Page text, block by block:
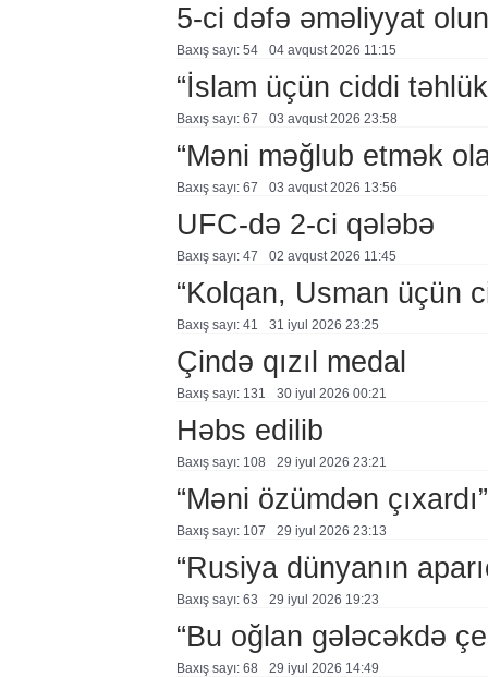
5-ci dəfə əməliyyat
Baxış sayı: 54 04 avqust 2026 11:15
“İslam üçün ciddi
Baxış sayı: 67 03 avqust 2026 23:58
“Məni məğlub etmək
Baxış sayı: 67 03 avqust 2026 13:56
UFC-də 2-ci qələbə
Baxış sayı: 47 02 avqust 2026 11:45
“Kolqan, Usman üçün
Baxış sayı: 41 31 i̇yul 2026 23:25
Çində qızıl medal
Baxış sayı: 131 30 i̇yul 2026 00:21
Həbs edilib
Baxış sayı: 108 29 i̇yul 2026 23:21
“Məni özümdən çıxardı”
Baxış sayı: 107 29 i̇yul 2026 23:13
“Rusiya dünyanın
Baxış sayı: 63 29 i̇yul 2026 19:23
“Bu oğlan gələcəkdə
Baxış sayı: 68 29 i̇yul 2026 14:49